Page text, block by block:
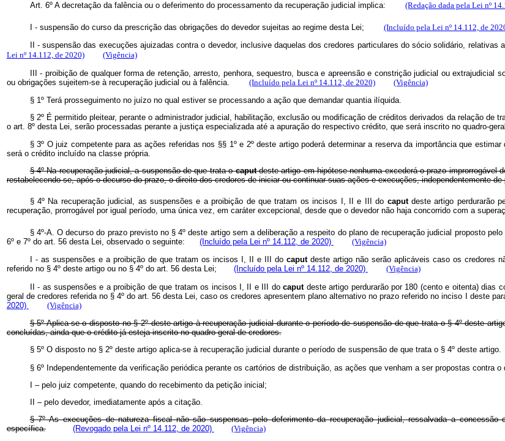
Art. 6º A decretação da falência ou o deferimento do processamento da recuperação judicial implica: (Redação dada pela Lei nº
I - suspensão do curso da prescrição das obrigações do devedor sujeitas ao regime desta Lei; (Incluído pela Lei nº 14.112, de
II - suspensão das execuções ajuizadas contra o devedor, inclusive daquelas dos credores particulares do sócio solidário,
Lei nº 14.112, de 2020)
(Vigência)
III - proibição de qualquer forma de retenção, arresto, penhora, sequestro, busca e apreensão e constrição judicial ou extrajudicial
ou obrigações sujeitem-se à recuperação judicial ou à falência.
(Incluído pela Lei nº 14.112, de 2020)
(Vigência)
§ 1º Terá prosseguimento no juízo no qual estiver se processando a ação que demandar quantia ilíquida.
§ 2º É permitido pleitear, perante o administrador judicial, habilitação, exclusão ou modificação de créditos derivados da relação
o art. 8º desta Lei, serão processadas perante a justiça especializada até a apuração do respectivo crédito, que será inscrito no quadro-
§ 3º O juiz competente para as ações referidas nos §§ 1º e 2º deste artigo poderá determinar a reserva da importância que
será o crédito incluído na classe própria.
§ 4º Na recuperação judicial, a suspensão de que trata ocaputdeste artigo em hipótese nenhuma excederá o prazo improrrogável
restabelecendo-se, após o decurso do prazo, o direito dos credores de iniciar ou continuar suas ações e execuções, independentemente
§ 4º Na recuperação judicial, as suspensões e a proibição de que tratam os incisos I, II e III do caputdeste artigo perdurarão
recuperação, prorrogável por igual período, uma única vez, em caráter excepcional, desde que o devedor não haja concorrido com a
§ 4º-A. O decurso do prazo previsto no § 4º deste artigo sem a deliberação a respeito do plano de recuperação judicial proposto
6º e 7º do art. 56 desta Lei, observado o seguinte: (Incluído pela Lei nº 14.112, de 2020)
(Vigência)
I - as suspensões e a proibição de que tratam os incisos I, II e III do caputdeste artigo não serão aplicáveis caso os credores
referido no § 4º deste artigo ou no § 4º do art. 56 desta Lei; (Incluído pela Lei nº 14.112, de 2020)
(Vigência)
II - as suspensões e a proibição de que tratam os incisos I, II e III docaputdeste artigo perdurarão por 180 (cento e oitenta) dias
geral de credores referida no § 4º do art. 56 desta Lei, caso os credores apresentem plano alternativo no prazo referido no inciso I deste
2020)
(Vigência)
§ 5º Aplica-se o disposto no § 2º deste artigo à recuperação judicial durante o período de suspensão de que trata o § 4º deste
concluídas, ainda que o crédito já esteja inscrito no quadro-geral de credores.
§ 5º O disposto no § 2º deste artigo aplica-se à recuperação judicial durante o período de suspensão de que trata o § 4º deste artigo.
§ 6º Independentemente da verificação periódica perante os cartórios de distribuição, as ações que venham a ser propostas contra
I – pelo juiz competente, quando do recebimento da petição inicial;
II – pelo devedor, imediatamente após a citação.
§ 7º As execuções de natureza fiscal não são suspensas pelo deferimento da recuperação judicial, ressalvada a
específica.
(Revogado pela Lei nº 14.112, de 2020)
(Vigência)